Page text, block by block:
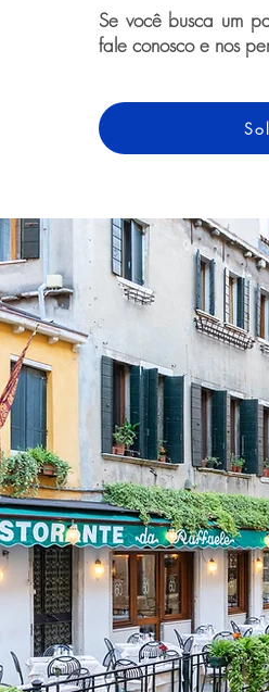
Se você busca um
fale conosco e nos